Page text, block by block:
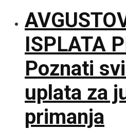
ISPLATA
Poznati
uplata za
primanja